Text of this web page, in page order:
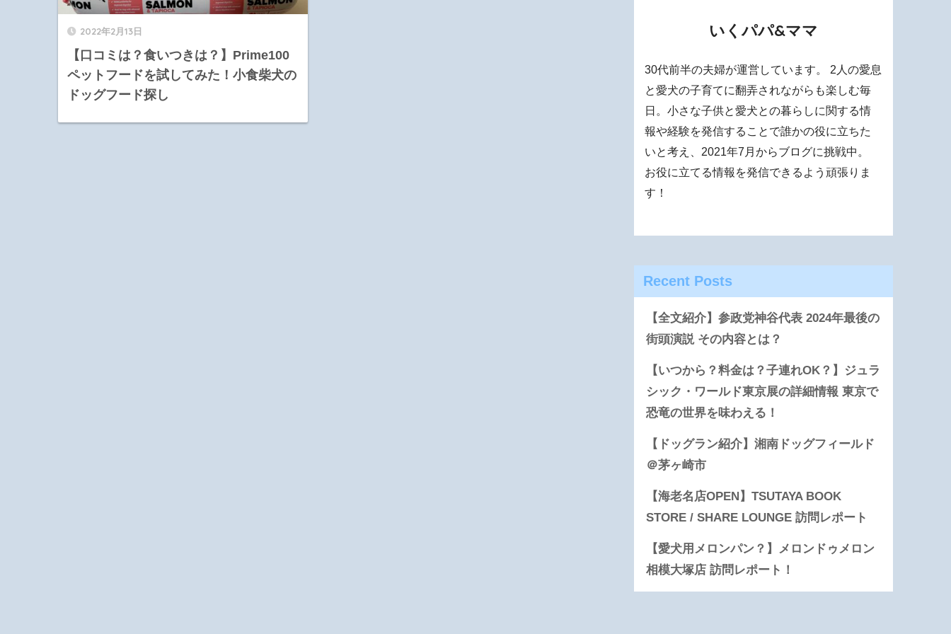
2022年2月13日
【口コミは？食いつきは？】Prime100
ペットフードを試してみた！小食柴犬の
ドッグフード探し
いくパパ&ママ
30代前半の夫婦が運営しています。 2人の愛息
と愛犬の子育てに翻弄されながらも楽しむ毎
日。小さな子供と愛犬との暮らしに関する情
報や経験を発信することで誰かの役に立ちた
いと考え、2021年7月からブログに挑戦中。
お役に立てる情報を発信できるよう頑張りま
す！
Recent Posts
【全文紹介】参政党神谷代表 2024年最後の
街頭演説 その内容とは？
【いつから？料金は？子連れOK？】ジュラ
シック・ワールド東京展の詳細情報 東京で
恐竜の世界を味わえる！
【ドッグラン紹介】湘南ドッグフィールド
＠茅ヶ崎市
【海老名店OPEN】TSUTAYA BOOK
STORE / SHARE LOUNGE 訪問レポート
【愛犬用メロンパン？】メロンドゥメロン
相模大塚店 訪問レポート！